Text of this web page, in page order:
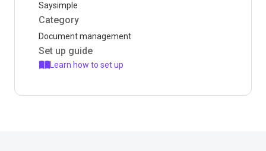
Saysimple
Category
Document management
Set up guide
Learn how to set up